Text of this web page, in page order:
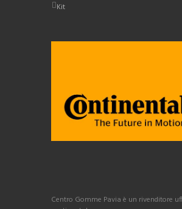
Kit
Centro Gomme Pavia è un rivenditore